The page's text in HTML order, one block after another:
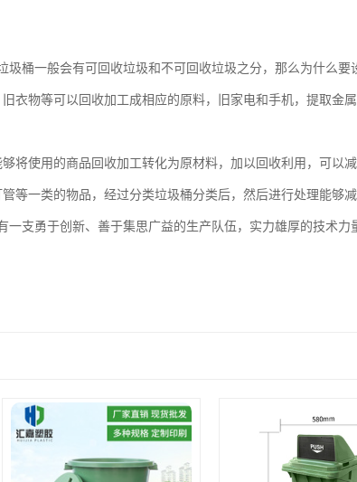
桶一般会有可回收垃圾和不可回收垃圾之分，那么为什么要
衣物等可以回收加工成相应的原料，旧家电和手机，提取金
将使用的商品回收加工转化为原材料，加以回收利用，可以
等一类的物品，经过分类垃圾桶分类后，然后进行处理能够减
支勇于创新、善于集思广益的生产队伍，实力雄厚的技术力